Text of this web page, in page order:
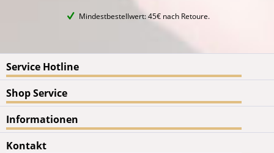
Mindestbestellwert: 45€ nach Retoure.
Service Hotline
Shop Service
Informationen
Kontakt